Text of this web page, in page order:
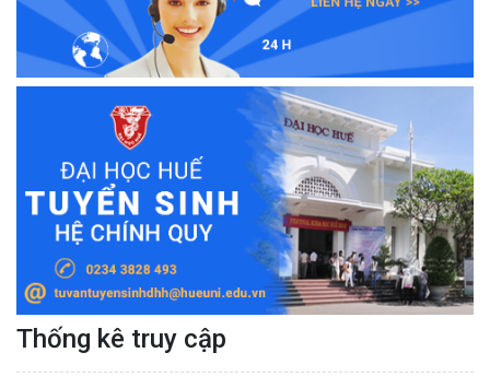
Thống kê truy cập